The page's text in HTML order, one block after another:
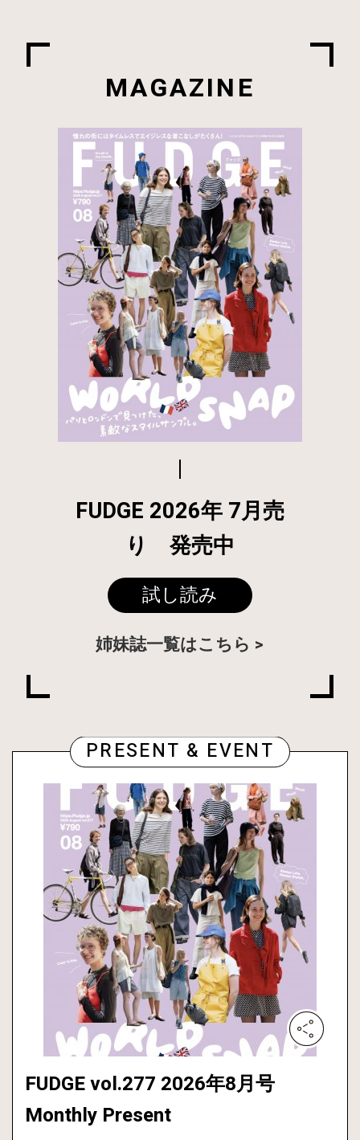
MAGAZINE
FUDGE 2026年 7月売
り 発売中
試し読み
姉妹誌一覧はこちら
PRESENT & EVENT
FUDGE vol.277 2026年8月号
Monthly Present